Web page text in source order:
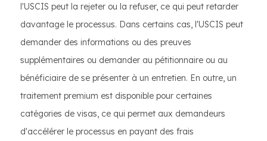
l'USCIS peut la rejeter ou la refuser, ce qui peut retarder
davantage le processus. Dans certains cas, l'USCIS peut
demander des informations ou des preuves
supplémentaires ou demander au pétitionnaire ou au
bénéficiaire de se présenter à un entretien. En outre, un
traitement premium est disponible pour certaines
catégories de visas, ce qui permet aux demandeurs
d'accélérer le processus en payant des frais